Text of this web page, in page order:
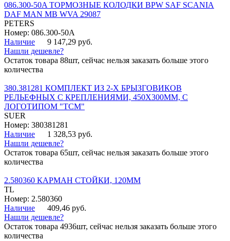
086.300-50A ТОРМОЗНЫЕ КОЛОДКИ BPW SAF SCANIA
DAF MAN MB WVA 29087
PETERS
Номер: 086.300-50A
Наличие
9 147,29 руб.
Нашли дешевле?
Остаток товара 88шт, сейчас нельзя заказать больше этого
количества
380.381281 КОМПЛЕКТ ИЗ 2-Х БРЫЗГОВИКОВ
РЕЛЬЕФНЫХ С КРЕПЛЕНИЯМИ, 450Х300ММ, С
ЛОГОТИПОМ "ТСМ"
SUER
Номер: 380381281
Наличие
1 328,53 руб.
Нашли дешевле?
Остаток товара 65шт, сейчас нельзя заказать больше этого
количества
2.580360 КАРМАН СТОЙКИ, 120ММ
TL
Номер: 2.580360
Наличие
409,46 руб.
Нашли дешевле?
Остаток товара 4936шт, сейчас нельзя заказать больше этого
количества